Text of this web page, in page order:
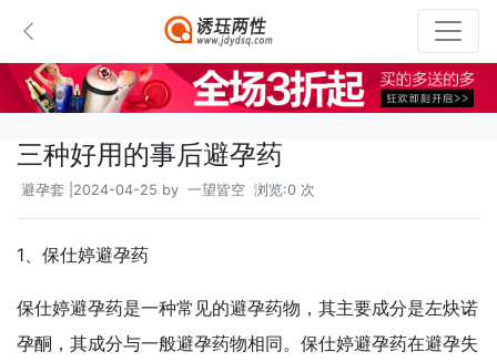
三种好用的事后避孕药
避孕套 |2024-04-25 by 一望皆空 浏览:0 次
1、保仕婷避孕药
保仕婷避孕药是一种常见的避孕药物，其主要成分是左炔诺
孕酮，其成分与一般避孕药物相同。保仕婷避孕药在避孕失